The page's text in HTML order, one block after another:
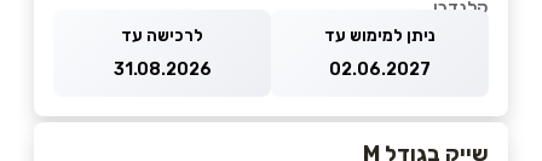
קלנדרי
ניתן למימוש עד
02.06.2027
לרכישה עד
31.08.2026
שייק בגודל M